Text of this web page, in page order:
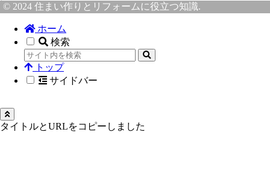
© 2024 住まい作りとリフォームに役立つ知識.
ホーム
検索
トップ
サイドバー
タイトルとURLをコピーしました